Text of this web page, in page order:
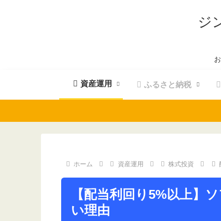
ジ
資産運用 ふるさと納税
ホーム 資産運用 株式投資
【配当利回り5%以上】
い理由